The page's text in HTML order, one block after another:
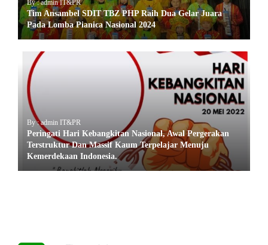
By : admin IT&PR
Tim Ansambel SDIT TBZ PHP Raih Dua Gelar Juara
Pada Lomba Pianica Nasional 2024
By : admin IT&PR
Peringati Hari Kebangkitan Nasional, Awal Pergerakan
Terstruktur Dan Massif Kaum Terpelajar Menuju
Kemerdekaan Indonesia.